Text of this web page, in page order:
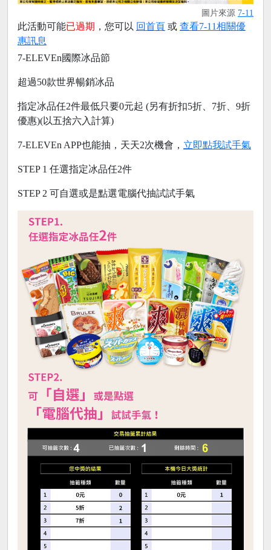
圖片來源 7-11
此活動可能已過期 ，您可以 回首頁 或 查看7-11相關優
惠訊息
7-ELEVEn國際冰品節
超過50款世界暢銷冰品
指定冰品任2件最低只要0元起 (另有折扣5折、7折、9折
優惠)(以五捨六入計算)
7-ELEVEn APP也能抽，天天2次機會， 立即點我試手氣
STEP 1 任選指定冰品任2件
STEP 2 可自選或是點選電腦代抽試試手氣